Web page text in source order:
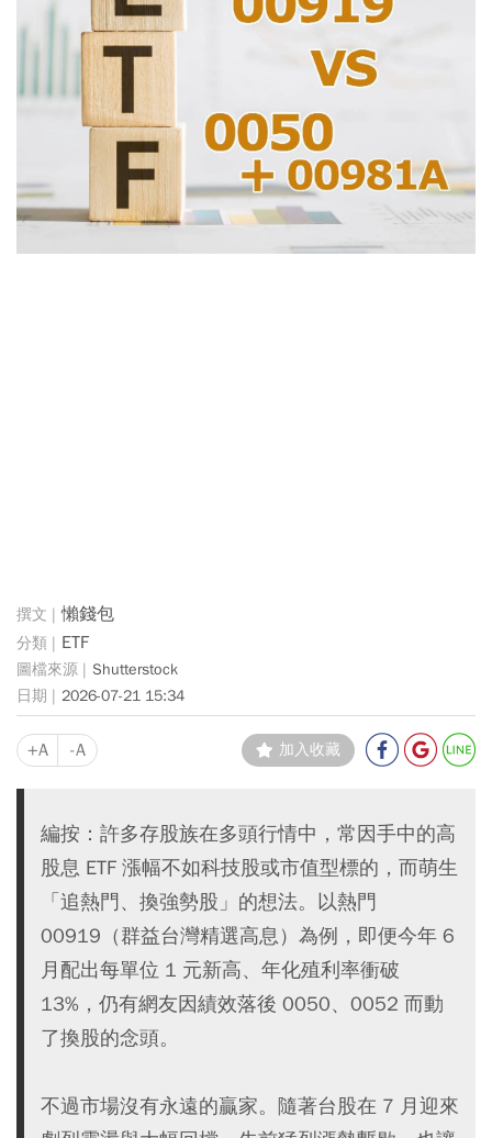
懶錢包
ETF
Shutterstock
2026-07-21 15:34
+A -A 加入收藏
編按：許多存股族在多頭行情中，常因手中的高
股息 ETF 漲幅不如科技股或市值型標的，而萌生
「追熱門、換強勢股」的想法。以熱門
00919（群益台灣精選高息）為例，即便今年 6
月配出每單位 1 元新高、年化殖利率衝破
13%，仍有網友因績效落後 0050、0052 而動
了換股的念頭。
不過市場沒有永遠的贏家。隨著台股在 7 月迎來